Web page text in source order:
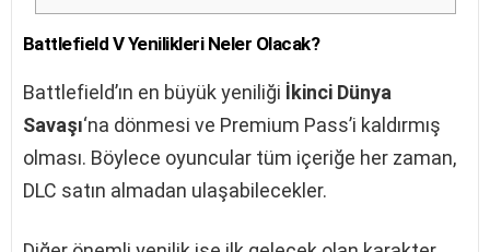
Battlefield V Yenilikleri Neler Olacak?
Battlefield’ın en büyük yeniliği İkinci Dünya
Savaşı‘na dönmesi ve Premium Pass’i kaldırmış
olması. Böylece oyuncular tüm içeriğe her zaman,
DLC satın almadan ulaşabilecekler.